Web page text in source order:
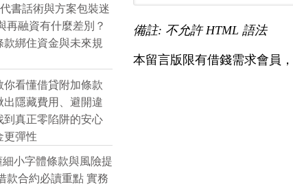
備註: 不允許 HTML 語法
本留言版限有借錢需求會員，
書話術與方案包裝迷
再融資有什麼差別？
綁住資金與未來規
你看懂借貸附加條款
出隱藏費用、避開違
到真正零陷阱的安心
更彈性
細小字體條款與風險提
款合約必讀重點 實務